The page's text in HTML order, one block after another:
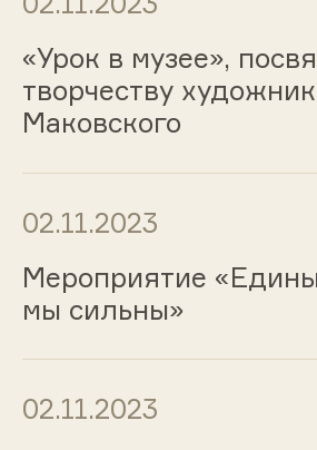
«Урок в музее»,
творчеству
Маковского
02.11.2023
Мероприятие
мы сильны»
02.11.2023